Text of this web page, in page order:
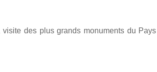
des plus grands monuments du